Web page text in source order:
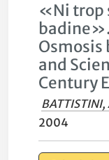
«Ni trop
and
Century
BATTISTINI,
2004